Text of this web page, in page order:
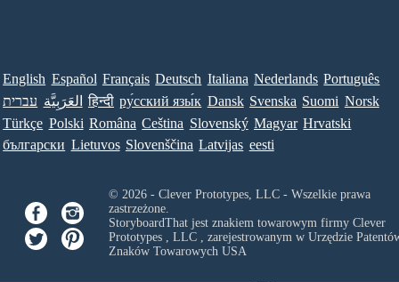
English Español Français Deutsch Italiana Nederlands Português
עברית العَرَبِيَّة हिन्दी ру́сский язы́к Dansk Svenska Suomi Norsk
Türkçe Polski Româna Ceština Slovenský Magyar Hrvatski
български Lietuvos Slovenščina Latvijas eesti
© 2026 - Clever Prototypes, LLC - Wszelkie prawa
zastrzeżone.
StoryboardThat jest znakiem towarowym firmy Clever
Prototypes , LLC, zarejestrowanym w Urzędzie
Znaków Towarowych USA